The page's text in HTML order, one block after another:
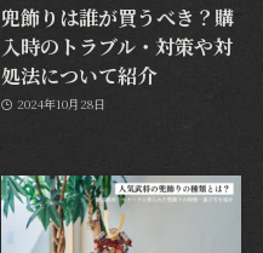
兜飾りは誰が買うべき？購
入時のトラブル・対策や対
処法について紹介
2024年10月28日